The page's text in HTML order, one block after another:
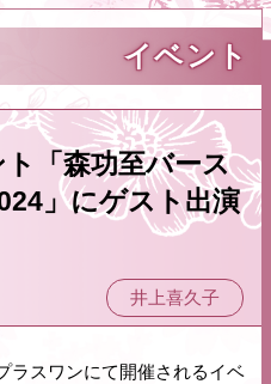
イベント
「森功至バース
」にゲスト出演
井上喜久子
ラスワンにて開催されるイベ